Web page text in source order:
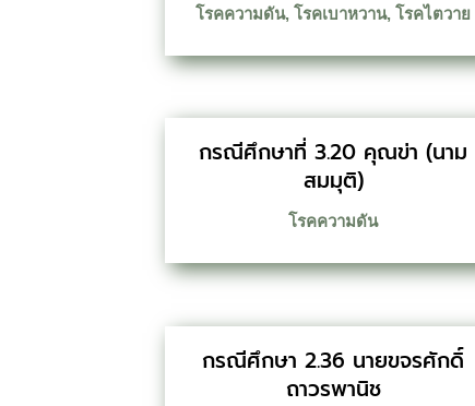
โรคความดัน,โรคเบาหวาน,โรคไตวาย
กรณีศึกษาที่ 3.20 คุณข่า (นาม
สมมุติ)
โรคความดัน
กรณีศึกษา 2.36 นายขจรศักดิ์
ถาวรพานิช